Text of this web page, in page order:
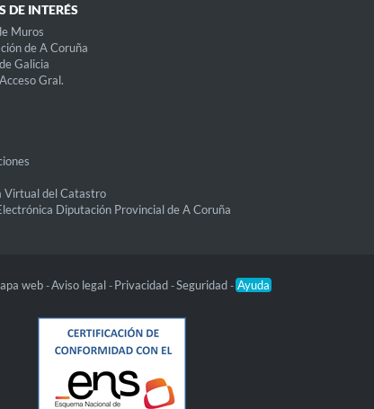
DE INTERÉS
Muros
de A Coruña
Galicia
Gral.
Virtual del Catastro
Diputación Provincial de A Coruña
web -Aviso legal - Privacidad -Seguridad - Ayuda